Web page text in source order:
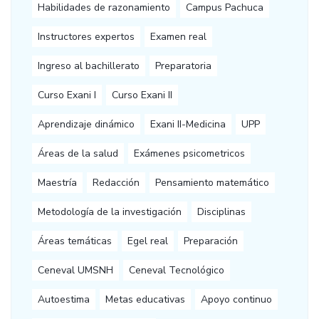
Habilidades de razonamiento Campus Pachuca
Instructores expertos Examen real
Ingreso al bachillerato Preparatoria
Curso Exani I Curso Exani II
Aprendizaje dinámico Exani II-Medicina UPP
Áreas de la salud Exámenes psicometricos
Maestría Redacción Pensamiento matemático
Metodología de la investigación Disciplinas
Áreas temáticas Egel real Preparación
Ceneval UMSNH Ceneval Tecnológico
Autoestima Metas educativas Apoyo continuo